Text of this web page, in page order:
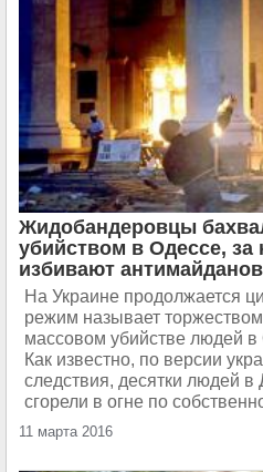
Жидобандеровцы
убийством в Одессе, за
избивают
На Украине продолжается
режим называет
массовом убийстве людей
Как известно, по версии
следствия, десятки людей
сгорели в огне по
11 марта 2016